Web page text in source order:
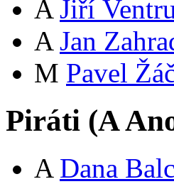
A Jiří
A Jan
M Pavel
Piráti (A
A Dana